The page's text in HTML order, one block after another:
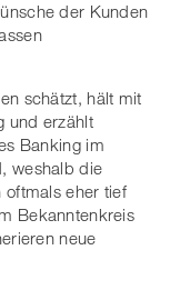
der Kunden
schätzt, hält mit
und erzählt
Banking im
weshalb die
oftmals eher tief
Bekanntenkreis
neue